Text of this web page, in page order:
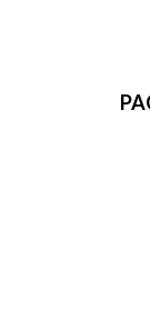
PACA PLASTIKOWA 270*130MM GŁADKA